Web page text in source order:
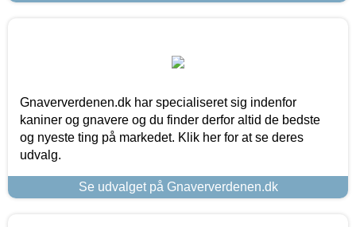
Gnaververdenen.dk har specialiseret sig indenfor
kaniner og gnavere og du finder derfor altid de bedste
og nyeste ting på markedet. Klik her for at se deres
udvalg.
Se udvalget på Gnaververdenen.dk